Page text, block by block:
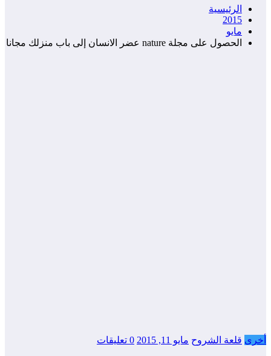
الرئيسية
2015
مايو
الحصول على مجلة nature عضر الانسان إلى باب منزلك مجانا
أخرى قلعة الشروح مايو 11, 2015 0 تعليقات